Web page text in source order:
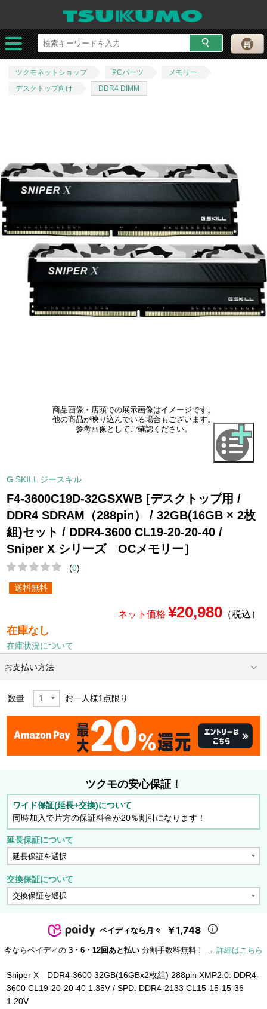
ツクモネットショップ PCパーツ
メモリー
デスクトップ向け
DDR4 DIMM
商品画像・店頭での展示画像はイメージです。
他の商品が映り込んでいる場合もございます。
参考画像としてご確認ください。
G.SKILL ジースキル
F4-3600C19D-32GSXWB [デスクトップ用 /
DDR4 SDRAM（288pin） / 32GB(16GB × 2枚
組)セット / DDR4-3600 CL19-20-20-40 /
Sniper X シリーズ OCメモリー］
(0)
送料無料
ネット価格 ¥20,980（税込）
在庫なし
在庫状況について
お支払い方法
数量 お一人様1点限り
ツクモの安心保証！
ワイド保証(延長+交換)について
同時加入で片方の保証料金が20％割引になります！
延長保証について
交換保証について
ペイディなら月々 ￥1,748
今ならペイディの 3・6・12回あと払い 分割手数料無料！ → 詳細はこちら
Sniper X DDR4-3600 32GB(16GBx2枚組) 288pin XMP2.0: DDR4-
3600 CL19-20-20-40 1.35V / SPD: DDR4-2133 CL15-15-15-36
1.20V